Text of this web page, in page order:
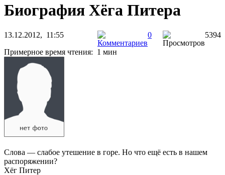
Биография Хёга Питера
13.12.2012, 11:55 0
5394
Примерное время чтения: 1 мин
Слова — слабое утешение в горе. Но что ещё есть в нашем
распоряжении?
Хёг Питер